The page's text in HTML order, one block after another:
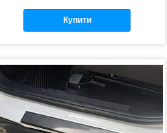
Купити